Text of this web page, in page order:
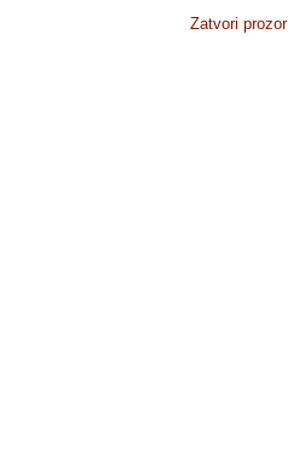
Zatvori prozor